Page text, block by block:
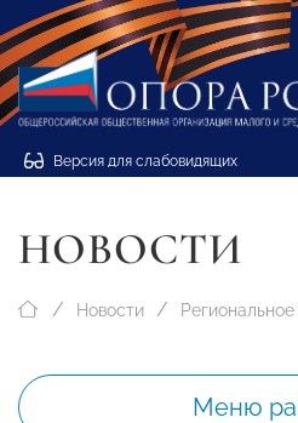
Версия для слабовидящих
НОВОСТИ
Новости
Меню